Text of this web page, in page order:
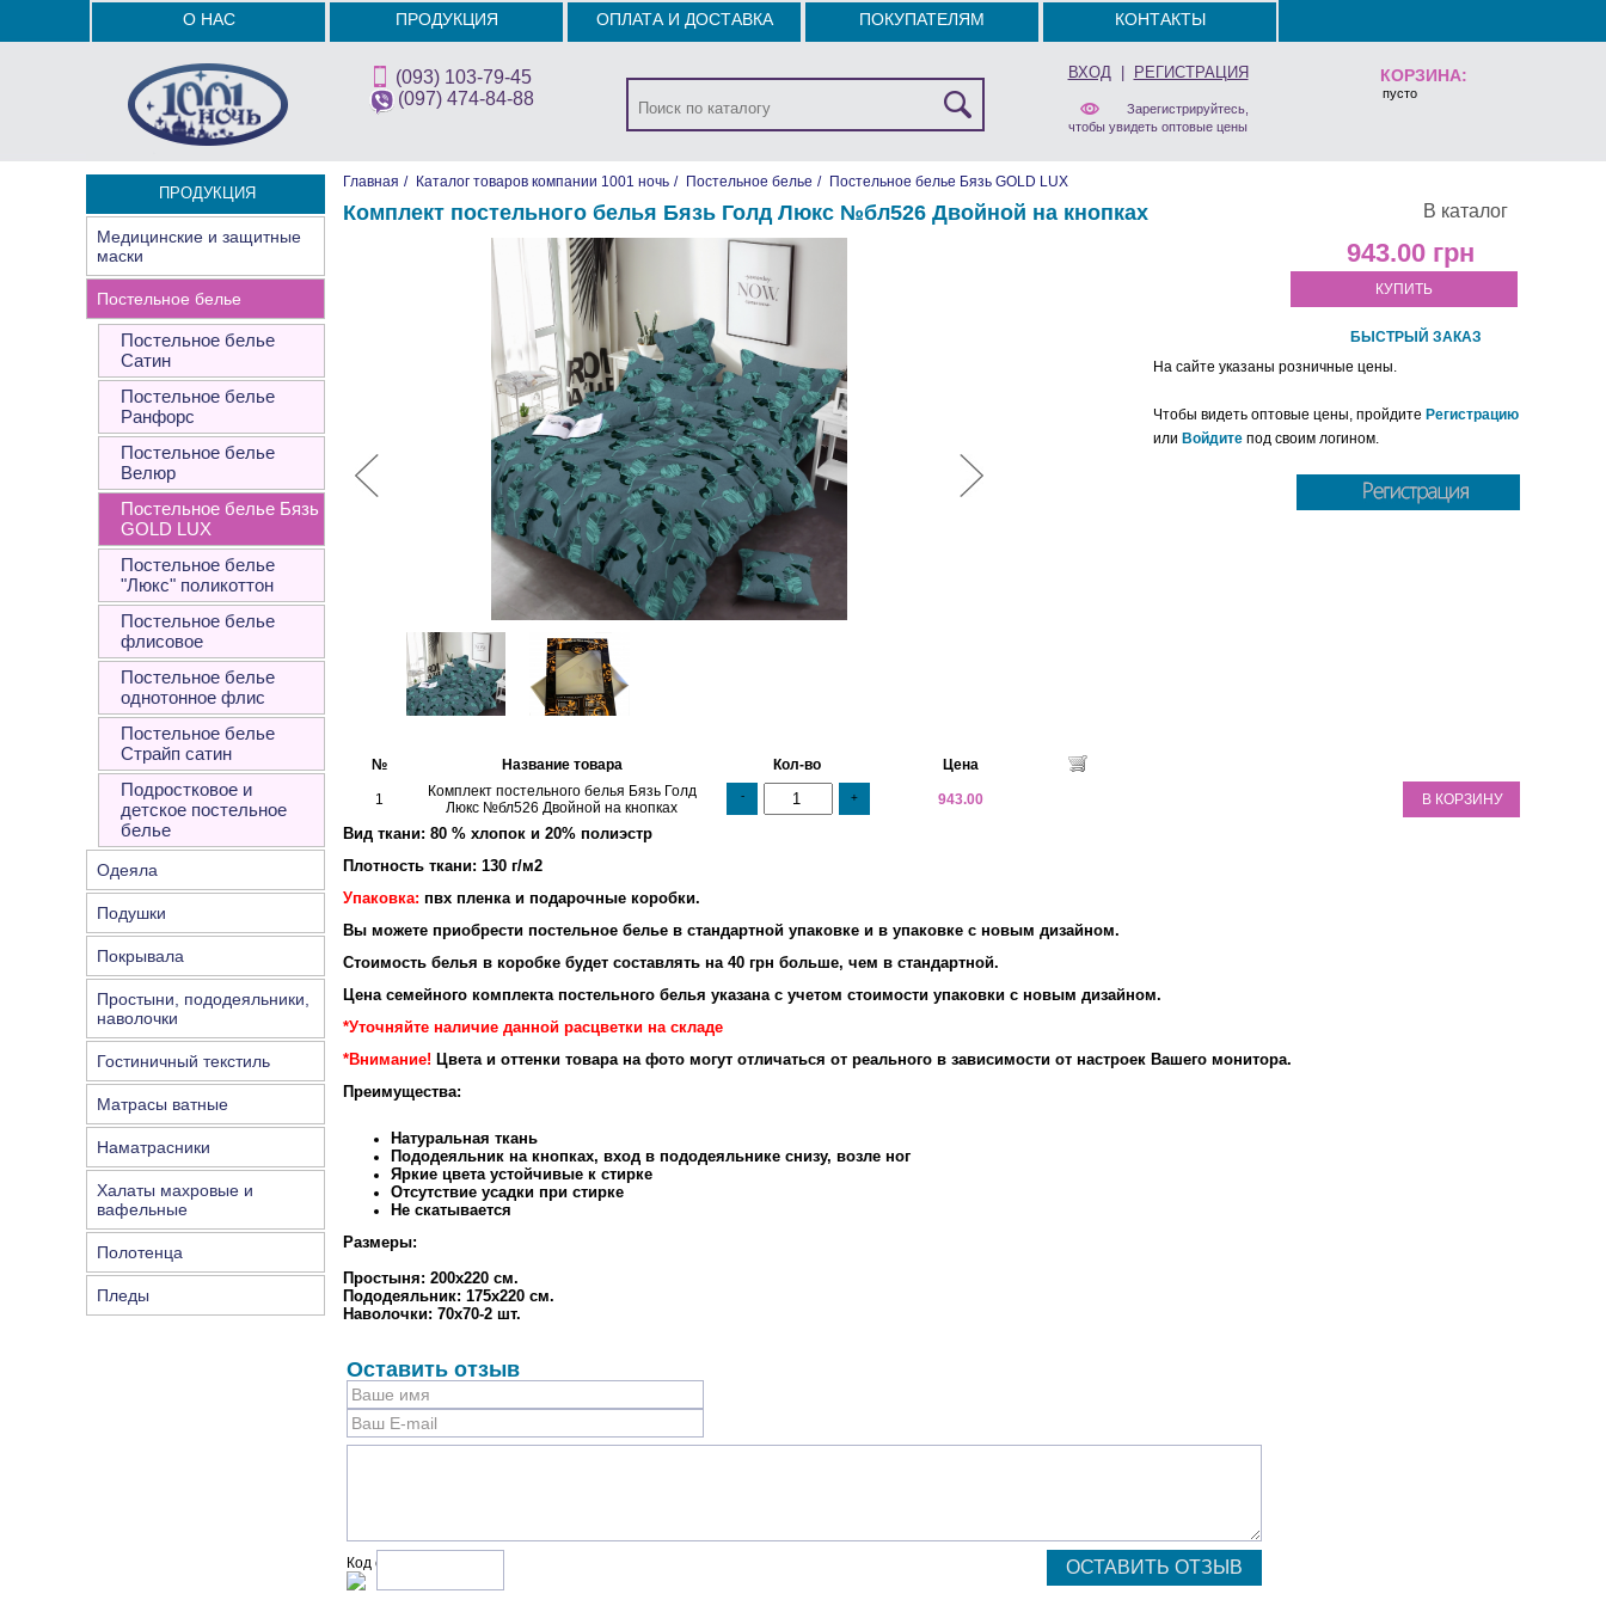
КОРЗИНА:
пусто
О НАС ПРОДУКЦИЯ ОПЛАТА И ДОСТАВКА ПОКУПАТЕЛЯМ КОНТАКТЫ
(093) 103-79-45
(097) 474-84-88
ВХОД| РЕГИСТРАЦИЯ
Зарегистрируйтесь,
чтобы увидеть оптовые цены
ПРОДУКЦИЯ
Медицинские и защитные
маски
Постельное белье
Постельное белье
Сатин
Постельное белье
Ранфорс
Постельное белье
Велюр
Постельное белье Бязь
GOLD LUX
Постельное белье
"Люкс" поликоттон
Постельное белье
флисовое
Постельное белье
однотонное флис
Постельное белье
Страйп сатин
Подростковое и
детское постельное
белье
Одеяла
Подушки
Покрывала
Простыни, пододеяльники,
наволочки
Гостиничный текстиль
Матрасы ватные
Наматрасники
Халаты махровые и
вафельные
Полотенца
Пледы
Главная / Каталог товаров компании 1001 ночь / Постельное белье / Постельное белье Бязь GOLD LUX
В каталог
Комплект постельного белья Бязь Голд Люкс №бл526 Двойной на кнопках
943.00
КУПИТЬ
БЫСТРЫЙ ЗАКАЗ
На сайте указаны розничные цены.
Чтобы видеть оптовые цены, пройдите Регистрацию
или Войдите под своим логином.
№ Название товара Кол-во Цена
1
Комплект постельного белья Бязь Голд
Люкс №бл526 Двойной на кнопках
- + 943.00 В КОРЗИНУ
Вид ткани: 80 % хлопок и 20% полиэстр
Плотность ткани: 130 г/м2
Упаковка: пвх пленка и подарочные коробки.
Вы можете приобрести постельное белье в стандартной упаковке и в упаковке с новым дизайном.
Стоимость белья в коробке будет составлять на 40 грн больше, чем в стандартной.
Цена семейного комплекта постельного белья указана с учетом стоимости упаковки с новым дизайном.
*Уточняйте наличие данной расцветки на складе
*Внимание! Цвета и оттенки товара на фото могут отличаться от реального в зависимости от настроек Вашего монитора.
Преимущества:
Натуральная ткань
Пододеяльник на кнопках, вход в пододеяльнике снизу, возле ног
Яркие цвета устойчивые к стирке
Отсутствие усадки при стирке
Не скатывается
Размеры:
Простыня: 200х220 см.
Пододеяльник: 175х220 см.
Наволочки: 70х70-2 шт.
Оставить отзыв
Код с рисунка: